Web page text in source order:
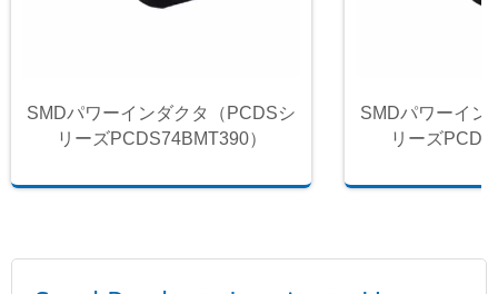
SMDパワーインダクタ（PCDSシ
リーズPCDS74BMT390）
SMDパワーイン
リーズ